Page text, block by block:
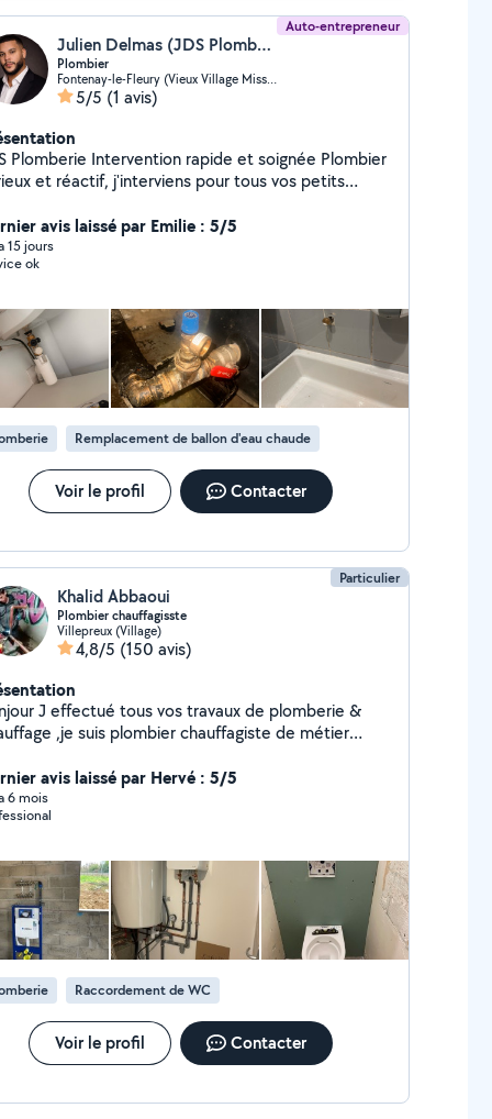
Auto-entrepreneur
Julien Delmas (JDS Plomberie)
Plombier
Fontenay-le-Fleury (Vieux Village Missionnaires)
5/5 (1 avis)
Intervention rapide et soignée Plombier
et réactif, j'interviens pour tous vos petits
de robinet, WC, chauffe-eau, évier,
réparations et dépannages du quotidien.
un travail propre, des explications claires et
une intervention de qualité et vous laisser
fiable. N'hésitez pas à me contacter
échanger sur votre besoin ou demander un devis.
!
avis laissé par Emilie : 5/5
15 jours
ok
Remplacement de ballon d'eau chaude
Voir le profil Contacter
Particulier
Khalid Abbaoui
Plombier chauffagisste
Villepreux (Village)
4,8/5 (150 avis)
J effectué tous vos travaux de plomberie &
,je suis plombier chauffagiste de métier
mes services dépannage , recherche de fuite ,
radiateur , création salle de bain
des robinets de radiateurs,remplacement
linge ou machine à laver Installation chauffe
Débouchage , évier , lavabo .. j' ai tout
vous m envoyez des photos je
vous dis le prix... A bientôt....
avis laissé par Hervé : 5/5
6 mois
Raccordement de WC
Voir le profil Contacter